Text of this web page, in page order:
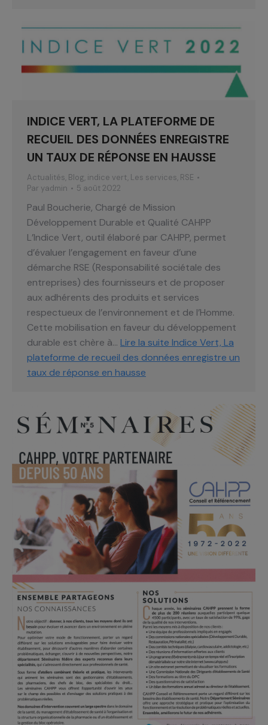
INDICE VERT, LA PLATEFORME DE
RECUEIL DES DONNÉES ENREGISTRE
UN TAUX DE RÉPONSE EN HAUSSE
Actualités, Blog, indice vert, Les services, RSE
Par yadmin 5 août 2022
Paul Boucherie, Chargé de Mission
Développement Durable et Qualité CAHPP
L’Indice Vert, outil élaboré par CAHPP, permet
d’évaluer l’engagement en faveur d’une
démarche RSE (Responsabilité sociétale des
entreprises) des fournisseurs et de proposer
aux adhérents des produits et services
respectueux de l’environnement et de l’Homme.
Cette mobilisation en faveur du développement
durable est chère à… Lire la suite Indice Vert, La
plateforme de recueil des données enregistre un
taux de réponse en hausse